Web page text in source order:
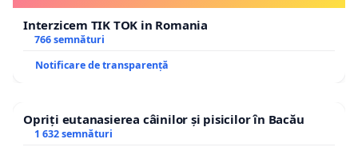
Interzicem TIK TOK in Romania
766 semnături
Notificare de transparență
Opriți eutanasierea câinilor și pisicilor în Bacău
1 632 semnături